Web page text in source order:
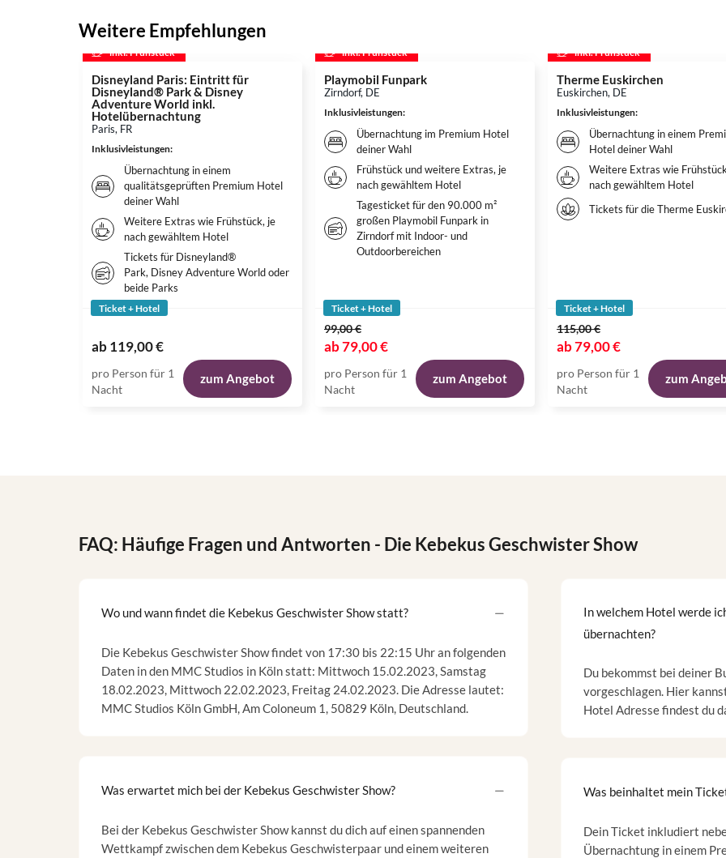
Weitere Empfehlungen
inkl. Frühstück
Disneyland Paris: Eintritt für
Disneyland® Park & Disney
Adventure World inkl.
Hotelübernachtung
Paris, FR
Inklusivleistungen:
Übernachtung in einem
qualitätsgeprüften Premium Hotel
deiner Wahl
Weitere Extras wie Frühstück, je
nach gewähltem Hotel
Tickets für Disneyland®
Park, Disney Adventure World oder
beide Parks
Ticket + Hotel
ab119,00 €
pro Person für 1
Nacht
zum Angebot
inkl. Frühstück
Playmobil Funpark
Zirndorf, DE
Inklusivleistungen:
Übernachtung im Premium Hotel
deiner Wahl
Frühstück und weitere Extras, je
nach gewähltem Hotel
Tagesticket für den 90.000 m²
großen Playmobil Funpark in
Zirndorf mit Indoor- und
Outdoorbereichen
Ticket + Hotel
99,00 €
ab79,00 €
pro Person für 1
Nacht
zum Angebot
inkl. Frühstück
Therme Euskirchen
Euskirchen, DE
Inklusivleistungen:
Übernachtung in einem
Hotel deiner Wahl
Weitere Extras wie
nach gewähltem Hotel
Tickets für die Therme
Ticket + Hotel
115,00 €
ab79,00 €
pro Person für 1
Nacht
zum
FAQ: Häufige Fragen und Antworten - Die Kebekus Geschwister Show
Wo und wann findet die Kebekus Geschwister Show statt?
Die Kebekus Geschwister Show findet von 17:30 bis 22:15 Uhr an folgenden
Daten in den MMC Studios in Köln statt: Mittwoch 15.02.2023, Samstag
18.02.2023, Mittwoch 22.02.2023, Freitag 24.02.2023. Die Adresse lautet:
MMC Studios Köln GmbH, Am Coloneum 1, 50829 Köln, Deutschland.
Was erwartet mich bei der Kebekus Geschwister Show?
Bei der Kebekus Geschwister Show kannst du dich auf einen spannenden
Wettkampf zwischen dem Kebekus Geschwisterpaar und einem weiteren
In welchem Hotel werde
übernachten?
Du bekommst bei deiner
vorgeschlagen. Hier
Hotel Adresse findest du
Was beinhaltet mein
Dein Ticket inkludiert
Übernachtung in einem